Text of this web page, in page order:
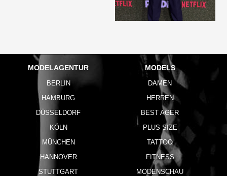
MODELAGENTUR
BERLIN
HAMBURG
DÜSSELDORF
KÖLN
MÜNCHEN
HANNOVER
STUTTGART
MODELS
DAMEN
HERREN
BEST AGER
PLUS SIZE
TATTOO
FITNESS
MODENSCHAU